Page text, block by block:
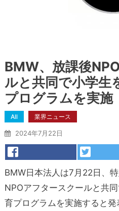
BMW、放課後
ルと共同で小学生
プログラムを実施
All 業界ニュース
2024年7月22日
BMW日本法人は7月22日、
NPOアフタースクールと共
育プログラムを実施すると発